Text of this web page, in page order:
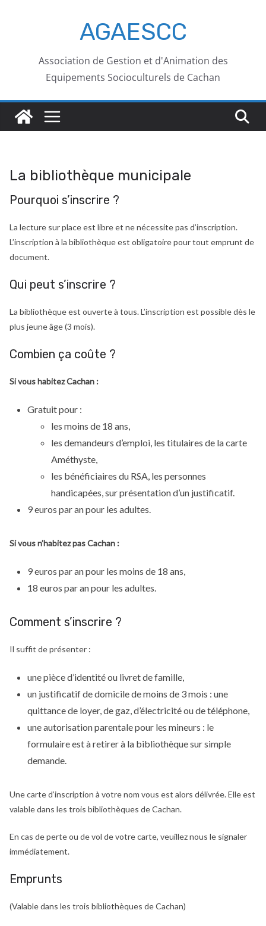
AGAESCC
Association de Gestion et d'Animation des
Equipements Socioculturels de Cachan
La bibliothèque municipale
Pourquoi s’inscrire ?
La lecture sur place est libre et ne nécessite pas d’inscription.
L’inscription à la bibliothèque est obligatoire pour tout emprunt de
document.
Qui peut s’inscrire ?
La bibliothèque est ouverte à tous. L’inscription est possible dès le
plus jeune âge (3 mois).
Combien ça coûte ?
Si vous habitez Cachan :
Gratuit pour :
les moins de 18 ans,
les demandeurs d’emploi, les titulaires de la carte
Améthyste,
les bénéficiaires du RSA, les personnes
handicapées, sur présentation d’un justificatif.
9 euros par an pour les adultes.
Si vous n’habitez pas Cachan :
9 euros par an pour les moins de 18 ans,
18 euros par an pour les adultes.
Comment s’inscrire ?
Il suffit de présenter :
une pièce d’identité ou livret de famille,
un justificatif de domicile de moins de 3 mois : une
quittance de loyer, de gaz, d’électricité ou de téléphone,
une autorisation parentale pour les mineurs : le
formulaire est à retirer à la bibliothèque sur simple
demande.
Une carte d’inscription à votre nom vous est alors délivrée. Elle est
valable dans les trois bibliothèques de Cachan.
En cas de perte ou de vol de votre carte, veuillez nous le signaler
immédiatement.
Emprunts
(Valable dans les trois bibliothèques de Cachan)